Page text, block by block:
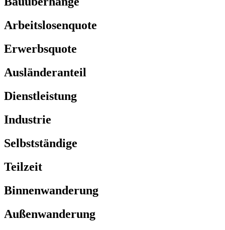
Arbeitslosenquote
Erwerbsquote
Ausländeranteil
Dienstleistung
Industrie
Selbstständige
Teilzeit
Binnenwanderung
Außenwanderung